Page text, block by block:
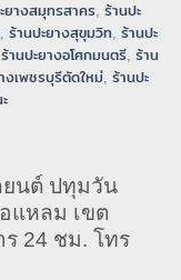
ยางสมุทรสาคร, ร้านปะ
, ร้านปะยางสุขุมวิท, ร้านปะ
ร้านปะยางอโศกมนตรี, ร้าน
งเพชรบุรีตัดใหม่, ร้านปะ
ยนต์ ปทุมวัน
แหลม เขต
ร 24 ชม. โทร